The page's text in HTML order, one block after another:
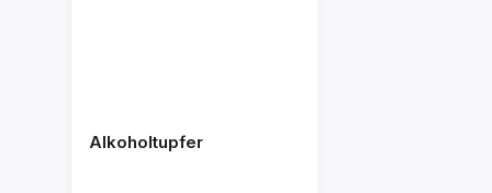
Alkoholtupfer